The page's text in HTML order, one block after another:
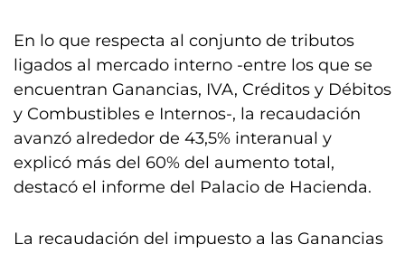
En lo que respecta al conjunto de tributos
ligados al mercado interno -entre los que se
encuentran Ganancias, IVA, Créditos y Débitos
y Combustibles e Internos-, la recaudación
avanzó alrededor de 43,5% interanual y
explicó más del 60% del aumento total,
destacó el informe del Palacio de Hacienda.
La recaudación del impuesto a las Ganancias